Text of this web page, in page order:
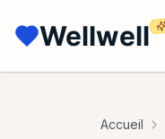
Wellwell
Accueil